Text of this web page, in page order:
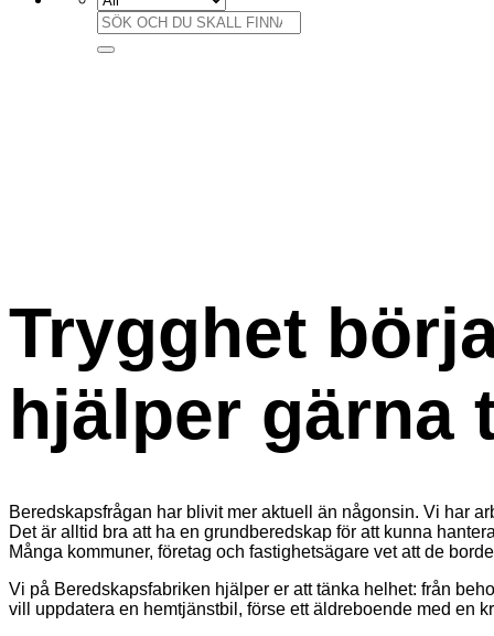
Sök
efter:
Trygghet
hjälper gärna
Beredskapsfrågan har blivit mer aktuell än någonsin. Vi har
Det är alltid bra att ha en grundberedskap för att kunna
Många kommuner, företag och fastighetsägare vet att de
Vi på Beredskapsfabriken hjälper er att tänka helhet: från
vill uppdatera en hemtjänstbil, förse ett äldreboende med en